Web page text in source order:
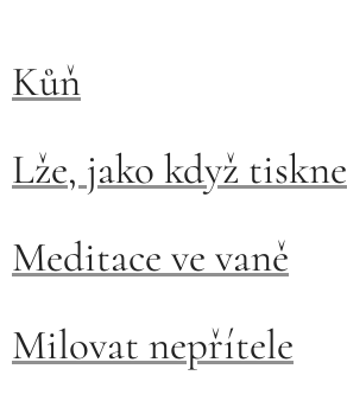
Kůň
Lže, jako když tiskne
Meditace ve vaně
Milovat nepřítele